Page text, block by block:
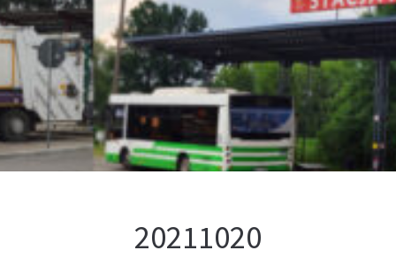
Kontakt
Oferta
20211020